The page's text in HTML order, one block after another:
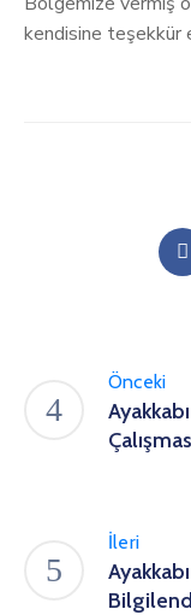
kendisine teşekkür
Önceki
İleri